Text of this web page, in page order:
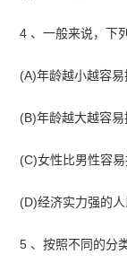
4 、一般来说，下
(A)年龄越小越容
(B)年龄越大越容
(C)女性比男性容
(D)经济实力强的
5 、按照不同的分